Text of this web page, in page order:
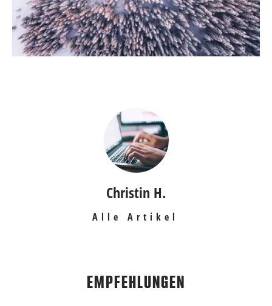
Christin H.
Alle Artikel
EMPFEHLUNGEN